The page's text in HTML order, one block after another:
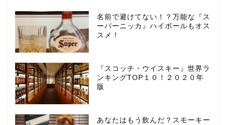
名前で避けてない！？万能な『ス
ーパーニッカ』ハイボールもオス
スメ！
『スコッチ・ウイスキー』世界ラ
ンキングTOP１０！２０２０年
版
あなたはもう飲んだ？スモーキー